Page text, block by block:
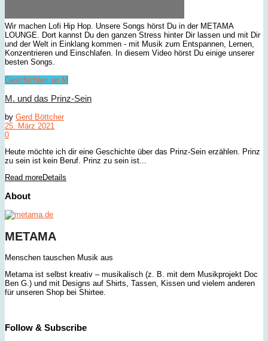
Wir machen Lofi Hip Hop. Unsere Songs hörst Du in der METAMA
LOUNGE. Dort kannst Du den ganzen Stress hinter Dir lassen und mit Dir
und der Welt in Einklang kommen - mit Musik zum Entspannen, Lernen,
Konzentrieren und Einschlafen. In diesem Video hörst Du einige unserer
besten Songs.
Geschichten an M
M. und das Prinz-Sein
by Gerd Böttcher
25. März 2021
0
Heute möchte ich dir eine Geschichte über das Prinz-Sein erzählen. Prinz
zu sein ist kein Beruf. Prinz zu sein ist...
Read moreDetails
About
METAMA
Menschen tauschen Musik aus
Metama ist selbst kreativ – musikalisch (z. B. mit dem Musikprojekt Doc
Ben G.) und mit Designs auf Shirts, Tassen, Kissen und vielem anderen
für unseren Shop bei Shirtee.
Follow & Subscribe